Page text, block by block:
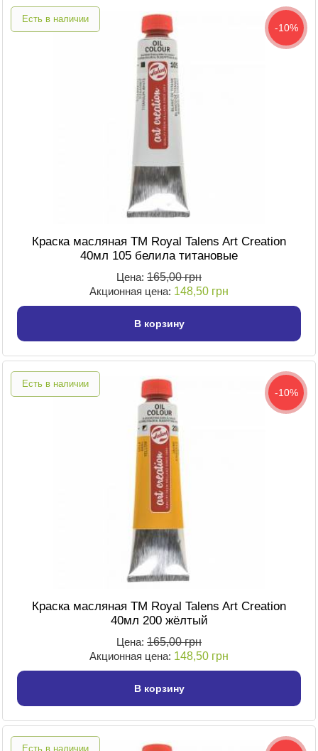
Есть в наличии
-10%
Краска масляная TM Royal Talens Art Creation
40мл 105 белила титановые
Цена: 165,00 грн
Акционная цена: 148,50 грн
В корзину
Есть в наличии
-10%
Краска масляная TM Royal Talens Art Creation
40мл 200 жёлтый
Цена: 165,00 грн
Акционная цена: 148,50 грн
В корзину
Есть в наличии